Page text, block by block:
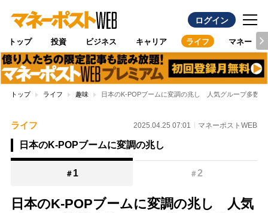
ログイン
トップ 投資 ビジネス キャリア ライフ マネー
トップ ライフ 趣味 日本のK-POPブームに変調の兆し 人気グループ多数
ライフ 2025.04.25 07:01 マネーポストWEB
日本のK-POPブームに変調の兆し
＃ 1 ＃2
日本のK-POPブームに変調の兆し 人気